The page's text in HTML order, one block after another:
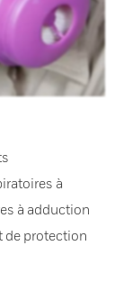
à
à adduction
de protection